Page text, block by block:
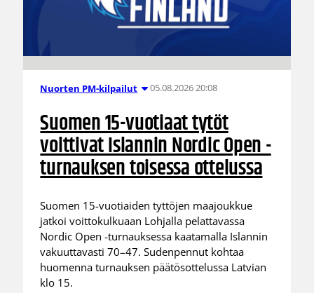
Nuorten PM-kilpailut 05.08.2026 20:08
Suomen 15-vuotiaat tytöt
voittivat Islannin Nordic Open -
turnauksen toisessa ottelussa
Suomen 15-vuotiaiden tyttöjen maajoukkue
jatkoi voittokulkuaan Lohjalla pelattavassa
Nordic Open -turnauksessa kaatamalla Islannin
vakuuttavasti 70–47. Sudenpennut kohtaa
huomenna turnauksen päätösottelussa Latvian
klo 15.